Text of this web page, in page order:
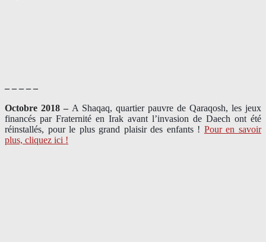
– – – – –
Octobre 2018 – A Shaqaq, quartier pauvre de Qaraqosh, les jeux
financés par Fraternité en Irak​ avant l’invasion de Daech ont été
réinstallés, pour le plus grand plaisir des enfants ! Pour en savoir
plus, cliquez ici !